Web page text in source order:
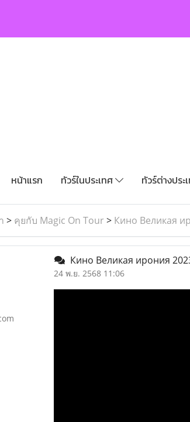
หน้าแรก ทัวร์ในประเทศ ทัวร์ต่างประ
> คุยกับ Magic On Tour > Кино Великая
Кино Великая ирония
24 พ.ย. 2568 11:06